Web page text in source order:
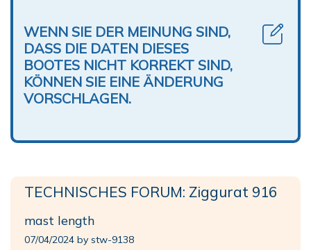
WENN SIE DER MEINUNG SIND,
DASS DIE DATEN DIESES
BOOTES NICHT KORREKT SIND,
KÖNNEN SIE EINE ÄNDERUNG
VORSCHLAGEN.
TECHNISCHES FORUM: Ziggurat 916
mast length
07/04/2024 by stw-9138